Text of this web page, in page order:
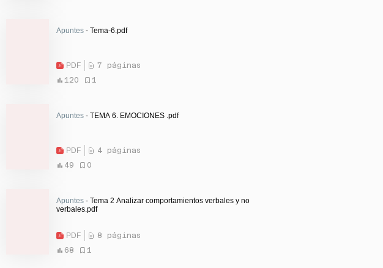
Apuntes - Tema-6.pdf
PDF
7 páginas
120
1
Apuntes - TEMA 6. EMOCIONES .pdf
PDF
4 páginas
49
0
Apuntes - Tema 2 Analizar comportamientos verbales y no
verbales.pdf
PDF
8 páginas
68
1